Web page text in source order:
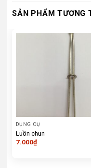
SẢN PHẨM TƯƠNG
DỤNG CỤ
Luồn chun
7.000₫